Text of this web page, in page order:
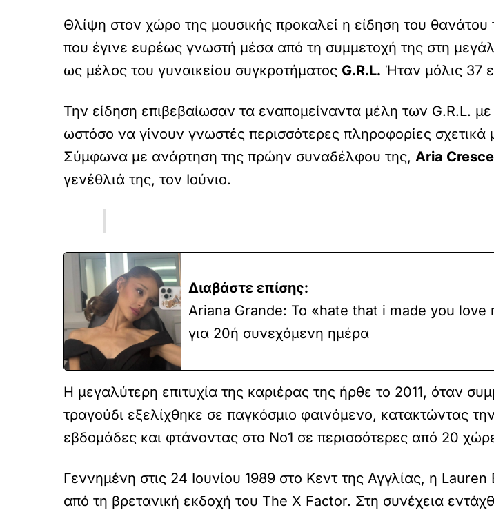
Θλίψη στον χώρο της μουσικής προκαλεί η είδηση του θανάτου
που έγινε ευρέως γνωστή μέσα από τη συμμετοχή της στη
ως μέλος του γυναικείου συγκροτήματος G.R.L. Ήταν μόλις 37
Την είδηση επιβεβαίωσαν τα εναπομείναντα μέλη των G.R.L.
ωστόσο να γίνουν γνωστές περισσότερες πληροφορίες
Σύμφωνα με ανάρτηση της πρώην συναδέλφου της, Aria
γενέθλιά της, τον Ιούνιο.
Διαβάστε επίσης:
Ariana Grande: Το «hate that i made you love
για 20ή συνεχόμενη ημέρα
Η μεγαλύτερη επιτυχία της καριέρας της ήρθε το 2011, όταν
τραγούδι εξελίχθηκε σε παγκόσμιο φαινόμενο, κατακτώντας
εβδομάδες και φτάνοντας στο Νο1 σε περισσότερες από 20
Γεννημένη στις 24 Ιουνίου 1989 στο Κεντ της Αγγλίας, η
από τη βρετανική εκδοχή του The X Factor. Στη συνέχεια